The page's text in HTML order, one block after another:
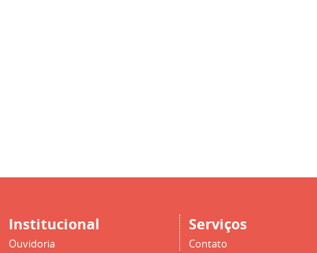
Institucional
Ouvidoria
Serviços
Contato